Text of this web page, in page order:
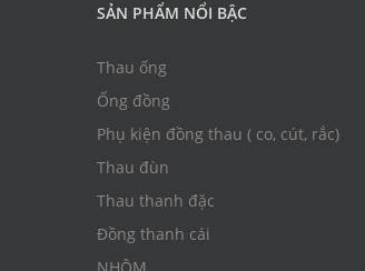
SẢN PHẨM NỔI BẬC
Thau ống
Ống đồng
Phụ kiện đồng thau ( co, cút, rắc)
Thau đùn
Thau thanh đặc
Đồng thanh cái
NHÔM